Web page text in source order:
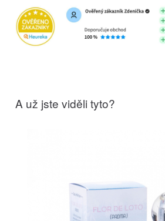
A už jste viděli tyto?